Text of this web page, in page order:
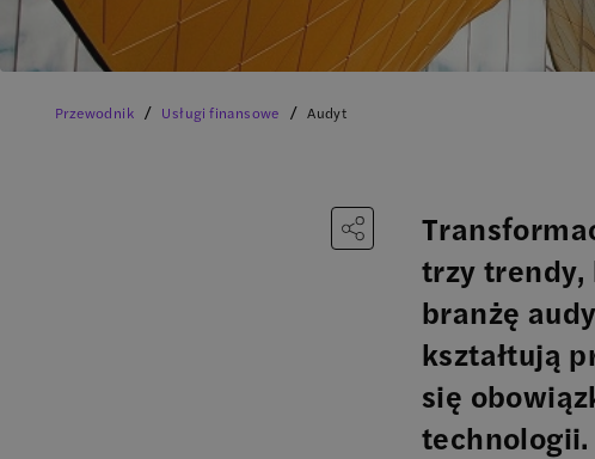
Przewodnik / Usługi finansowe / Audyt
trzy trendy,
branżę
kształtują
się
technologii.